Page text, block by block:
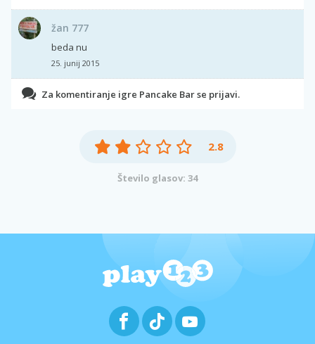
žan 777
beda nu
25. junij 2015
Za komentiranje igre Pancake Bar se prijavi.
2.8
Število glasov: 34